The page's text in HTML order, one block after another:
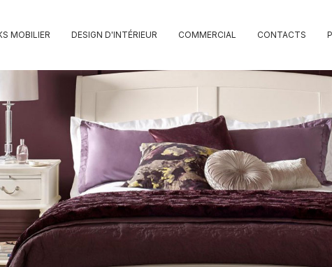
MOBILIER DESIGN D'INTÉRIEUR COMMERCIAL CONTACTS